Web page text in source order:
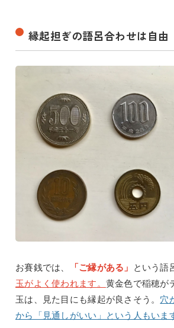
縁起担ぎの語呂合わせは自由
お賽銭では、 「ご縁がある」 という語
玉がよく使われます。 黄金色で稲穂が
玉は、見た目にも縁起が良さそう。 穴
から「見通しがいい」という人もいま